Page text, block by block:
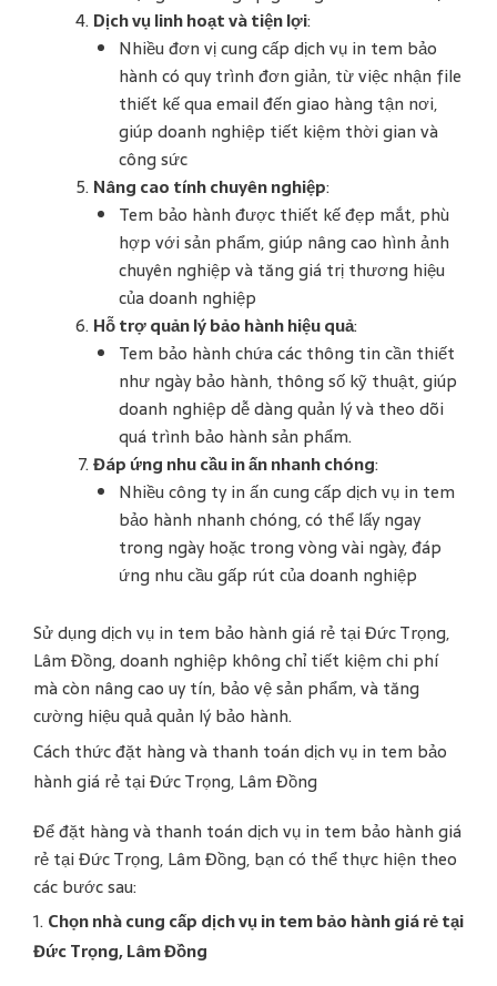
Dịch vụ linh hoạt và tiện lợi:
Nhiều đơn vị cung cấp dịch vụ in tem bảo
hành có quy trình đơn giản, từ việc nhận file
thiết kế qua email đến giao hàng tận nơi,
giúp doanh nghiệp tiết kiệm thời gian và
công sức​
Nâng cao tính chuyên nghiệp:
Tem bảo hành được thiết kế đẹp mắt, phù
hợp với sản phẩm, giúp nâng cao hình ảnh
chuyên nghiệp và tăng giá trị thương hiệu
của doanh nghiệp​
Hỗ trợ quản lý bảo hành hiệu quả:
Tem bảo hành chứa các thông tin cần thiết
như ngày bảo hành, thông số kỹ thuật, giúp
doanh nghiệp dễ dàng quản lý và theo dõi
quá trình bảo hành sản phẩm​​.
Đáp ứng nhu cầu in ấn nhanh chóng:
Nhiều công ty in ấn cung cấp dịch vụ in tem
bảo hành nhanh chóng, có thể lấy ngay
trong ngày hoặc trong vòng vài ngày, đáp
ứng nhu cầu gấp rút của doanh nghiệp​
Sử dụng dịch vụ in tem bảo hành giá rẻ tại Đức Trọng,
Lâm Đồng, doanh nghiệp không chỉ tiết kiệm chi phí
mà còn nâng cao uy tín, bảo vệ sản phẩm, và tăng
cường hiệu quả quản lý bảo hành.
Cách thức đặt hàng và thanh toán dịch vụ in tem bảo
hành giá rẻ tại Đức Trọng, Lâm Đồng
Để đặt hàng và thanh toán dịch vụ in tem bảo hành giá
rẻ tại Đức Trọng, Lâm Đồng, bạn có thể thực hiện theo
các bước sau:
1. Chọn nhà cung cấp dịch vụ in tem bảo hành giá rẻ tại
Đức Trọng, Lâm Đồng